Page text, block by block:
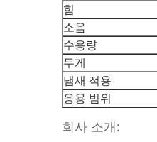
힘
소음
수용량
무게
냄새 적용
응용 범위
회사 소개: